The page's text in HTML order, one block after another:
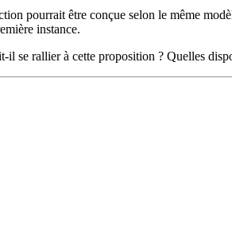
pourrait être conçue selon le même
instance.
se rallier à cette proposition ? Quelles